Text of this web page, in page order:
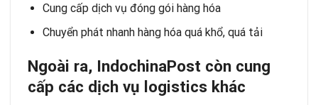
Cung cấp dịch vụ đóng gói hàng hóa
Chuyển phát nhanh hàng hóa quá khổ, quá tải
Ngoài ra, IndochinaPost còn cung
cấp các dịch vụ logistics khác